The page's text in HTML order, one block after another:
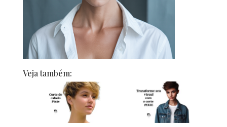
Veja também: